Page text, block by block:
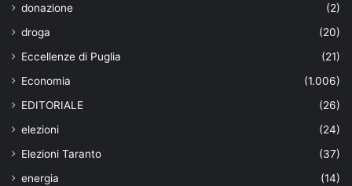
donazione
(2)
droga
(20)
Eccellenze di Puglia
(21)
Economia
(1.006)
EDITORIALE
(26)
elezioni
(24)
Elezioni Taranto
(37)
energia
(14)